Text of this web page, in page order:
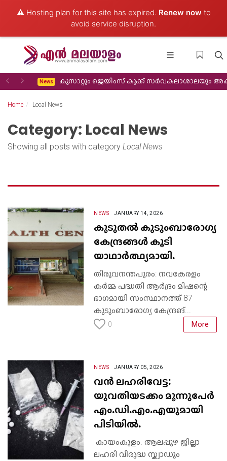
⚠️ Hosting plan for this site has expired. Renew now to
avoid service disruption.
Previous
NextNews ദേശീയ കൈത്തറി ദിനം: നെയ്തെടുത്ത് കൈ കുഴയുമ്പോഴും ജീവിതം
Home Local News
Category: Local News
Showing all posts with category Local News
NEWS JANUARY 14, 2026
കൂടുതൽ കുടുംബാരോഗ്യ
കേന്ദ്രങ്ങള്‍ കൂടി
യാഥാര്‍ത്ഥ്യമായി.
തിരുവനന്തപുരം: നവകേരളം
കര്‍മ്മ പദ്ധതി ആര്‍ദ്രം മിഷന്റെ
ഭാഗമായി സംസ്ഥാനത്ത് 87
കുടുംബാരോഗ്യ കേന്ദ്രങ്...
0 More
NEWS JANUARY 05, 2026
വൻ ലഹരിവേട്ട:
യുവതിയടക്കം മൂന്നുപേർ
എം.ഡി.എം.എയുമായി
പിടിയിൽ.
കായംകുളം. ആലപ്പുഴ ജില്ലാ
ലഹരി വിരുദ്ധ സ്ക്വാഡും